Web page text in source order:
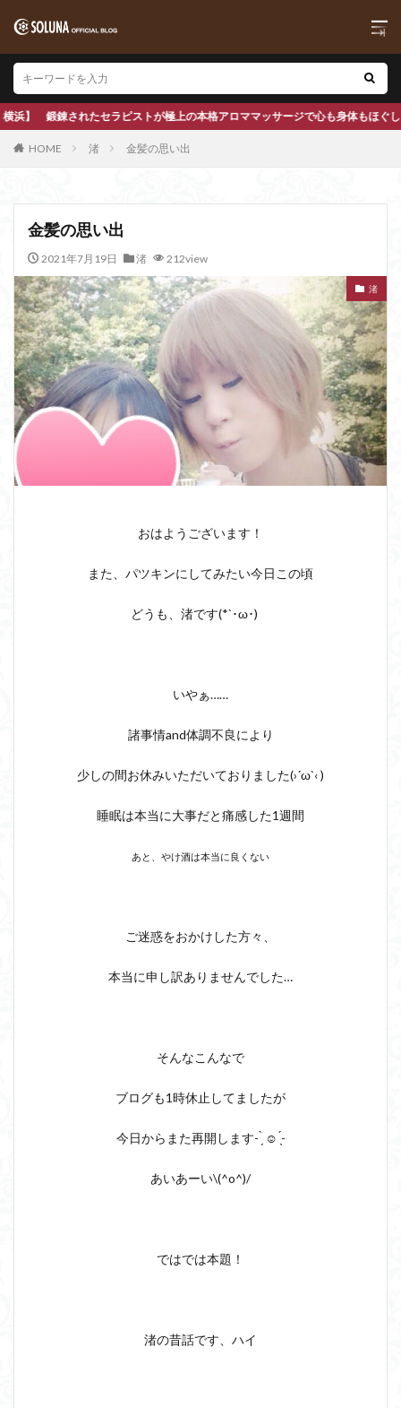
ッサージで心も身体もほぐします
HOME 渚 金髪の思い出
金髪の思い出
2021年7月19日 渚 212view
渚
おはようございます！
また、パツキンにしてみたい今日この頃
どうも、渚です(*`･ω･)ゞ
いやぁ……
諸事情and体調不良により
少しの間お休みいただいておりました(›´ω`‹ )
睡眠は本当に大事だと痛感した1週間
あと、やけ酒は本当に良くない
ご迷惑をおかけした方々、
本当に申し訳ありませんでした…
そんなこんなで
ブログも1時休止してましたが
今日からまた再開します- ̗̀ ☺︎ ̖́-
あいあーい\(^o^)/
ではでは本題！
渚の昔話です、ハイ